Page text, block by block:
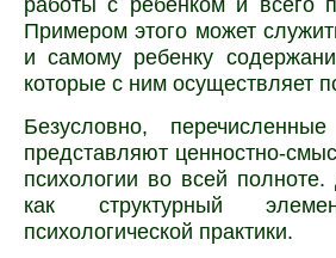
Примером этого может
и самому ребенку
которые с ним осуществляет
Безусловно,
представляют ценностно-
психологии во всей
как структурный
психологической практики.